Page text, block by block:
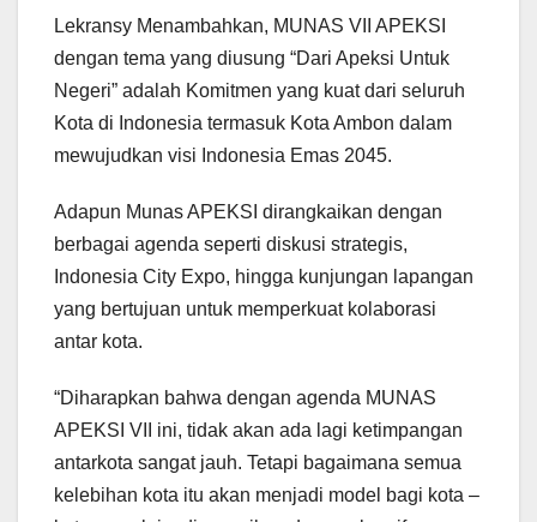
Lekransy Menambahkan, MUNAS VII APEKSI
dengan tema yang diusung “Dari Apeksi Untuk
Negeri” adalah Komitmen yang kuat dari seluruh
Kota di Indonesia termasuk Kota Ambon dalam
mewujudkan visi Indonesia Emas 2045.
Adapun Munas APEKSI dirangkaikan dengan
berbagai agenda seperti diskusi strategis,
Indonesia City Expo, hingga kunjungan lapangan
yang bertujuan untuk memperkuat kolaborasi
antar kota.
“Diharapkan bahwa dengan agenda MUNAS
APEKSI VII ini, tidak akan ada lagi ketimpangan
antarkota sangat jauh. Tetapi bagaimana semua
kelebihan kota itu akan menjadi model bagi kota –